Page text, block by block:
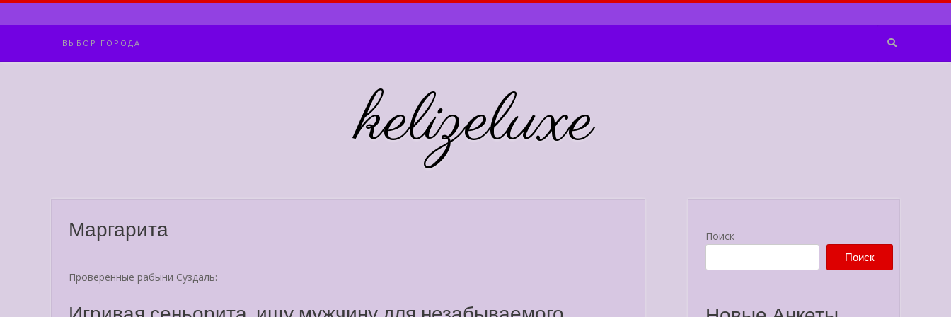
Skip
to
ВЫБОР ГОРОДА
kelizeluxe
Маргарита
Проверенные рабыни Суздаль:
Поиск
Поиск